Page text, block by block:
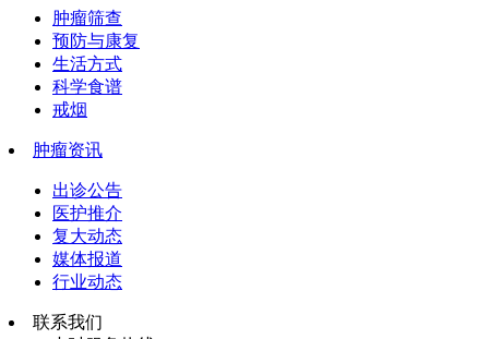
肿瘤筛查
预防与康复
生活方式
科学食谱
戒烟
肿瘤资讯
出诊公告
医护推介
复大动态
媒体报道
行业动态
联系我们